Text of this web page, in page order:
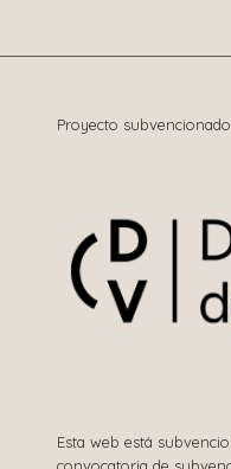
Proyecto
Esta web está